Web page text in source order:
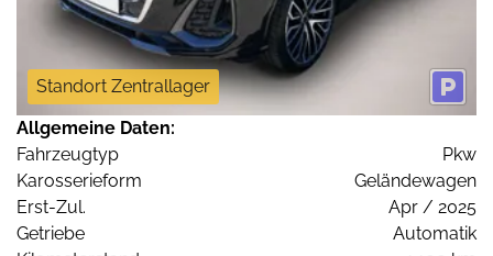
Standort Zentrallager
Allgemeine Daten:
Fahrzeugtyp
Pkw
Karosserieform
Geländewagen
Erst-Zul.
Apr / 2025
Getriebe
Automatik